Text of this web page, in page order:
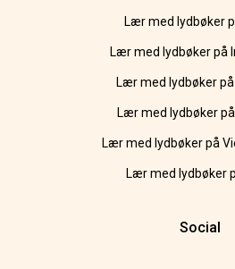
Lær med lydbøker
Lær med lydbøker på
Lær med lydbøker
Lær med lydbøker
Lær med lydbøker på
Lær med lydbøker
Social